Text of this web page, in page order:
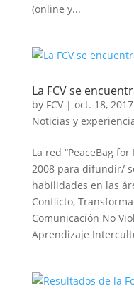
(online y...
La FCV se
by FCV| oct. 18, 2017
Noticias y
La red “PeaceBag
2008 para difundir/
habilidades en las
Conflicto,
Comunicación No
Aprendizaje